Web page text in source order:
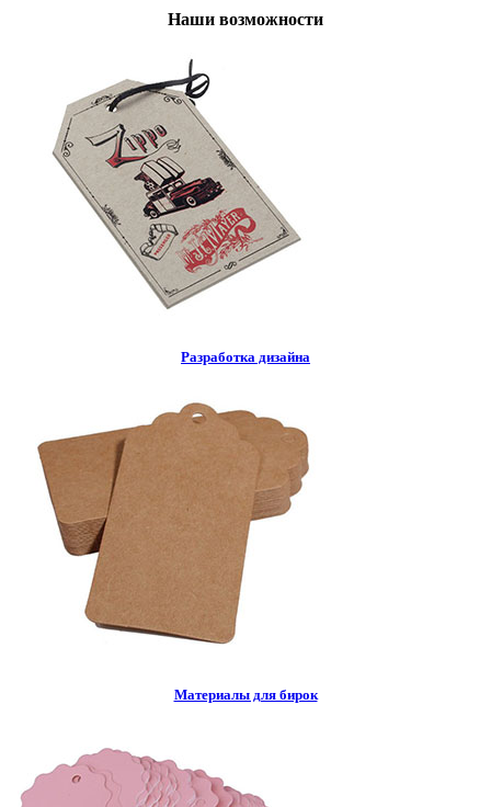
Наши возможности
Разработка дизайна
Материалы для бирок